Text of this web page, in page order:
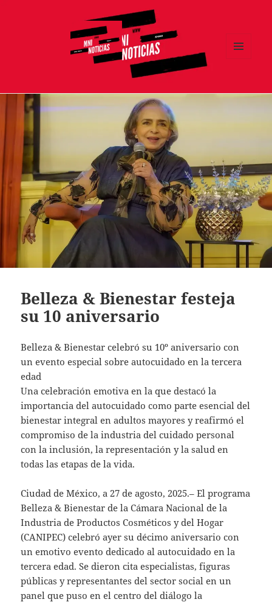
Belleza & Bienestar festeja
su 10 aniversario
Belleza & Bienestar celebró su 10º aniversario con
un evento especial sobre autocuidado en la tercera
edad
Una celebración emotiva en la que destacó la
importancia del autocuidado como parte esencial del
bienestar integral en adultos mayores y reafirmó el
compromiso de la industria del cuidado personal
con la inclusión, la representación y la salud en
todas las etapas de la vida.
Ciudad de México, a 27 de agosto, 2025.– El programa
Belleza & Bienestar de la Cámara Nacional de la
Industria de Productos Cosméticos y del Hogar
(CANIPEC) celebró ayer su décimo aniversario con
un emotivo evento dedicado al autocuidado en la
tercera edad. Se dieron cita especialistas, figuras
públicas y representantes del sector social en un
panel que puso en el centro del diálogo la